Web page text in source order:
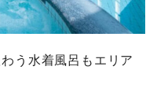
う水着風呂もエリア